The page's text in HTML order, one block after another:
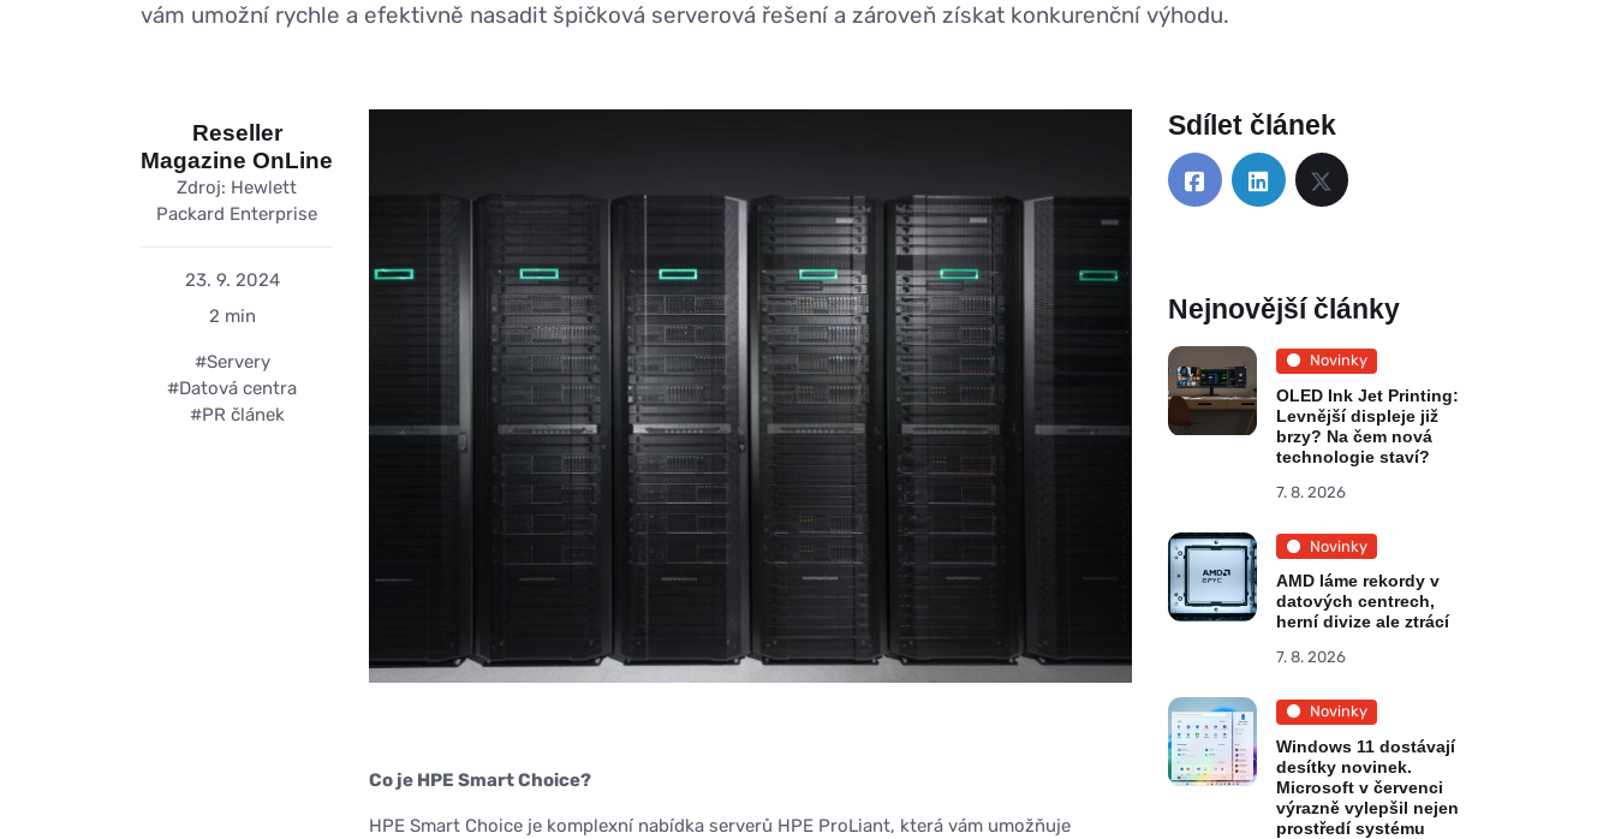
vám umožní rychle a efektivně nasadit špičková serverová řešení a zároveň získat konkurenční výhodu.
Reseller
Magazine OnLine
Zdroj: Hewlett
Packard Enterprise
23. 9. 2024
2 min
#Servery
#Datová centra
#PR článek
Co je HPE Smart Choice?
HPE Smart Choice je komplexní nabídka serverů HPE ProLiant, která vám umožňuje
Sdílet článek
Nejnovější články
Novinky
OLED Ink Jet Printing:
Levnější displeje již
brzy? Na čem nová
technologie staví?
7. 8. 2026
Novinky
AMD láme rekordy v
datových centrech,
herní divize ale ztrácí
7. 8. 2026
Novinky
Windows 11 dostávají
desítky novinek.
Microsoft v červenci
výrazně vylepšil nejen
prostředí systému